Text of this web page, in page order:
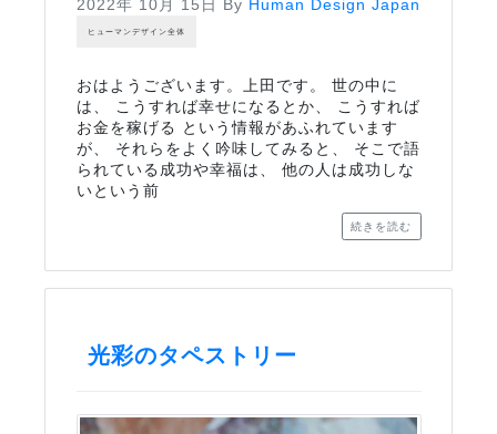
2022年 10月 15日 By Human Design Japan
ヒューマンデザイン全体
おはようございます。上田です。 世の中に
は、 こうすれば幸せになるとか、 こうすれば
お金を稼げる という情報があふれています
が、 それらをよく吟味してみると、 そこで語
られている成功や幸福は、 他の人は成功しな
いという前
続きを読む
光彩のタペストリー